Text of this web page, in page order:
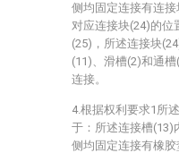
侧均固定连接有连
对应连接块(24)的位
(25)，所述连接块
(11)、滑槽(2)和通
连接。
4.根据权利要求1所
于：所述连接槽(13)
侧均固定连接有橡